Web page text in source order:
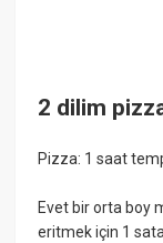
2 dilim
Pizza: 1 saat
Evet bir orta boy
eritmek için 1